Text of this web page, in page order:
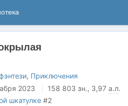
, Приключения
2023 158 803 зн., 3,97 а.л.
шкатулке#2